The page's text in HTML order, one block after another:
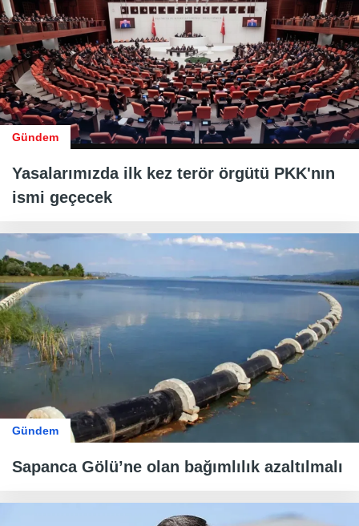
Gündem
Yasalarımızda ilk kez terör örgütü PKK'nın
ismi geçecek
Gündem
Sapanca Gölü’ne olan bağımlılık azaltılmalı